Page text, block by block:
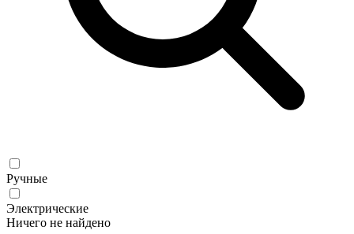
Ручные
Электрические
Ничего не найдено